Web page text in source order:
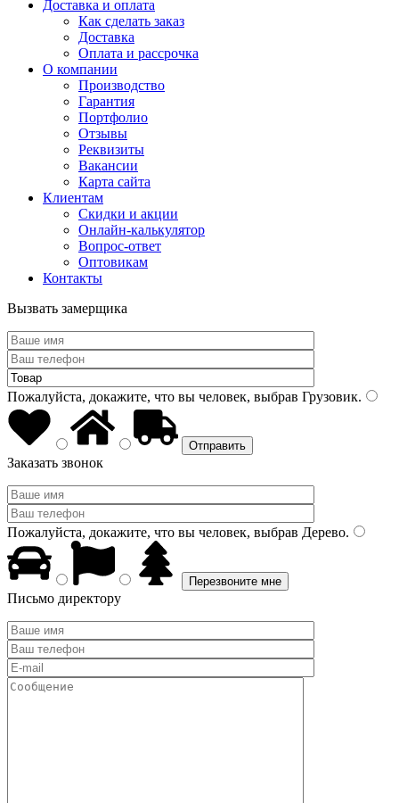
Доставка и оплата
Как сделать заказ
Доставка
Оплата и рассрочка
О компании
Производство
Гарантия
Портфолио
Отзывы
Реквизиты
Вакансии
Карта сайта
Клиентам
Скидки и акции
Онлайн-калькулятор
Вопрос-ответ
Оптовикам
Контакты
Вызвать замерщика
Пожалуйста, докажите, что вы человек, выбрав Грузовик.
Заказать звонок
Пожалуйста, докажите, что вы человек, выбрав Дерево.
Письмо директору